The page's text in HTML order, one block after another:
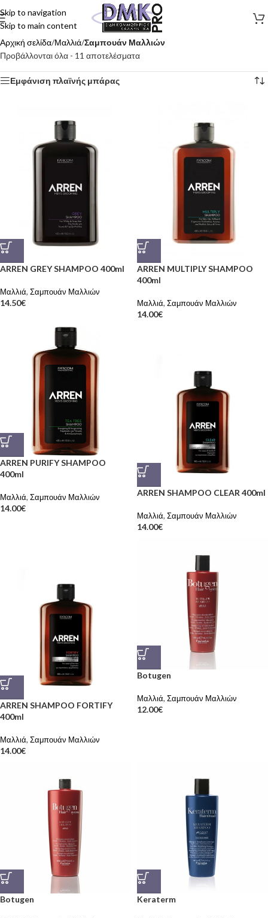
Skip to navigation
Skip to main content
Αρχική σελίδα/Μαλλιά/Σαμπουάν Μαλλιών
Προβάλλονται όλα - 11 αποτελέσματα
Εμφάνιση πλαϊνής μπάρας
ARREN GREY SHAMPOO 400ml
Μαλλιά, Σαμπουάν Μαλλιών
14.50€
ARREN MULTIPLY SHAMPOO
400ml
Μαλλιά, Σαμπουάν Μαλλιών
14.00€
ARREN PURIFY SHAMPOO
400ml
Μαλλιά, Σαμπουάν Μαλλιών
14.00€
ARREN SHAMPOO CLEAR 400ml
Μαλλιά, Σαμπουάν Μαλλιών
14.00€
ARREN SHAMPOO FORTIFY
400ml
Μαλλιά, Σαμπουάν Μαλλιών
14.00€
Botugen
Μαλλιά, Σαμπουάν Μαλλιών
12.00€
Botugen Keraterm